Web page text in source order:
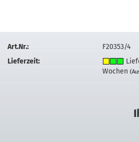
Art.Nr.:
F20353/4
Lieferzeit:
Wochen